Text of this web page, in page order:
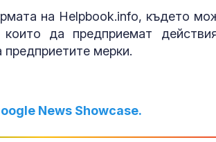
на Helpbook.info, където
да предприемат
мерки.
News Showcase.